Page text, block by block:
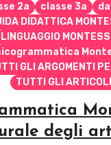
2a
classe 3a
DIDATTICA
LINGUAGGIO
GLI ARGOMENTI
TUTTI GLI ARTICOLI
degli